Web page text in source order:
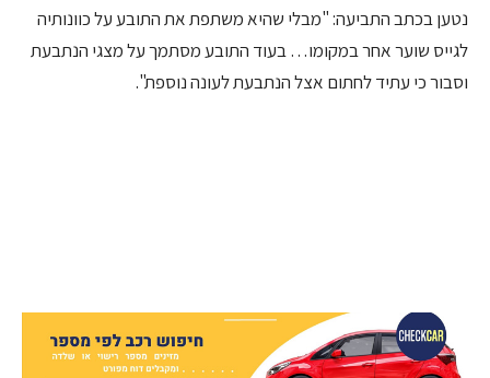
נטען בכתב התביעה: "מבלי שהיא משתפת את התובע על כוונותיה
לגייס שוער אחר במקומו… בעוד התובע מסתמך על מצגי הנתבעת
וסבור כי עתיד לחתום אצל הנתבעת לעונה נוספת".